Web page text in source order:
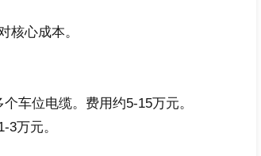
核心成本。
车位电缆。费用约5-15万元。
万元。